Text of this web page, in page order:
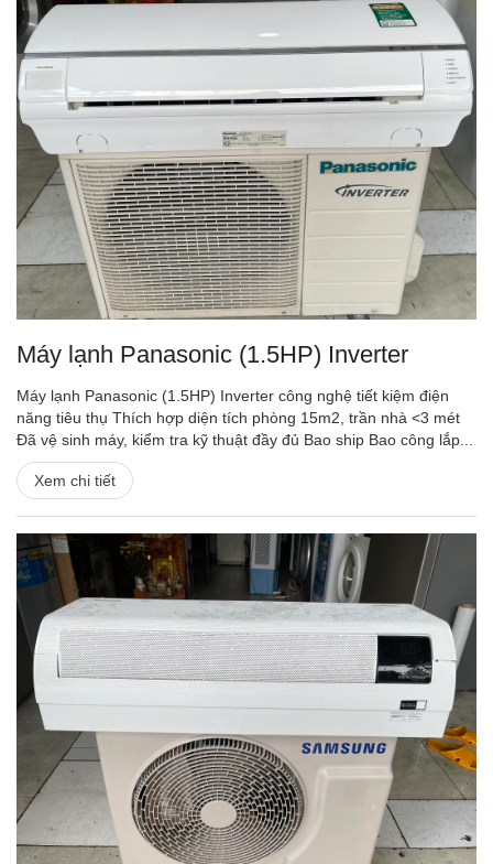
Máy lạnh Panasonic (1.5HP) Inverter
Máy lạnh Panasonic (1.5HP) Inverter công nghệ tiết kiệm điện
năng tiêu thụ Thích hợp diện tích phòng 15m2, trần nhà <3 mét
Đã vệ sinh máy, kiểm tra kỹ thuật đầy đủ Bao ship Bao công lắp...
Xem chi tiết